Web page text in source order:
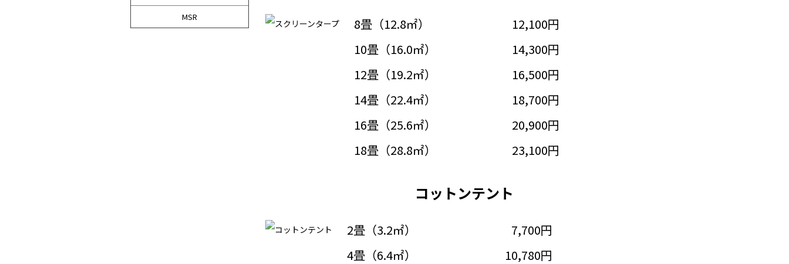
MSR 8畳（12.8㎡）
12,100円
10畳（16.0㎡）
14,300円
12畳（19.2㎡）
16,500円
14畳（22.4㎡）
18,700円
16畳（25.6㎡）
20,900円
18畳（28.8㎡）
23,100円
コットンテント
2畳（3.2㎡）
7,700円
4畳（6.4㎡）
10,780円